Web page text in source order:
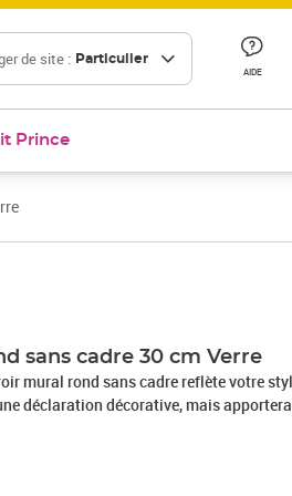
de site : Particulier
AIDE
Prince
sans cadre 30 cm Verre
mural rond sans cadre reflète votre
déclaration décorative, mais apportera
à la pièce. Le miroir est fabriqué en
quelle maison et permet d'améliorer la